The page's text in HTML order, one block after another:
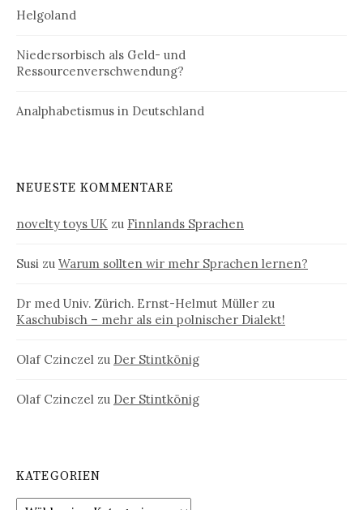
Helgoland
Niedersorbisch als Geld- und
Ressourcenverschwendung?
Analphabetismus in Deutschland
NEUESTE KOMMENTARE
novelty toys UK zu Finnlands Sprachen
Susi zu Warum sollten wir mehr Sprachen lernen?
Dr med Univ. Zürich. Ernst-Helmut Müller zu
Kaschubisch – mehr als ein polnischer Dialekt!
Olaf Czinczel zu Der Stintkönig
Olaf Czinczel zu Der Stintkönig
KATEGORIEN